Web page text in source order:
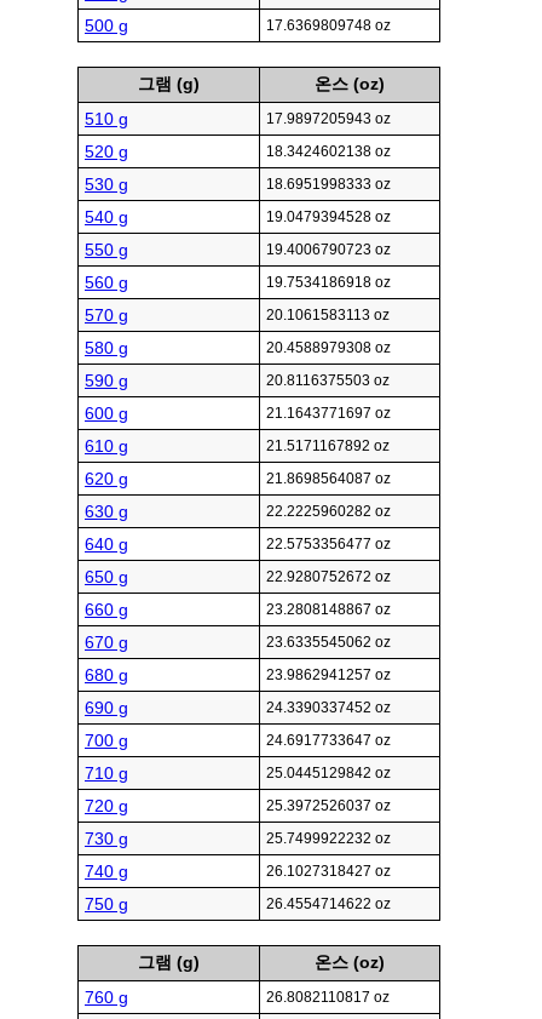
500 g 17.6369809748 oz
그램 (g)
온스 (oz)
510 g
17.9897205943 oz
520 g 18.3424602138 oz
530 g 18.6951998333 oz
540 g 19.0479394528 oz
550 g 19.4006790723 oz
560 g 19.7534186918 oz
570 g 20.1061583113 oz
580 g 20.4588979308 oz
590 g 20.8116375503 oz
600 g 21.1643771697 oz
610 g 21.5171167892 oz
620 g 21.8698564087 oz
630 g 22.2225960282 oz
640 g 22.5753356477 oz
650 g 22.9280752672 oz
660 g 23.2808148867 oz
670 g 23.6335545062 oz
680 g 23.9862941257 oz
690 g 24.3390337452 oz
700 g 24.6917733647 oz
710 g 25.0445129842 oz
720 g 25.3972526037 oz
730 g 25.7499922232 oz
740 g 26.1027318427 oz
750 g 26.4554714622 oz
그램 (g)
온스 (oz)
760 g
26.8082110817 oz